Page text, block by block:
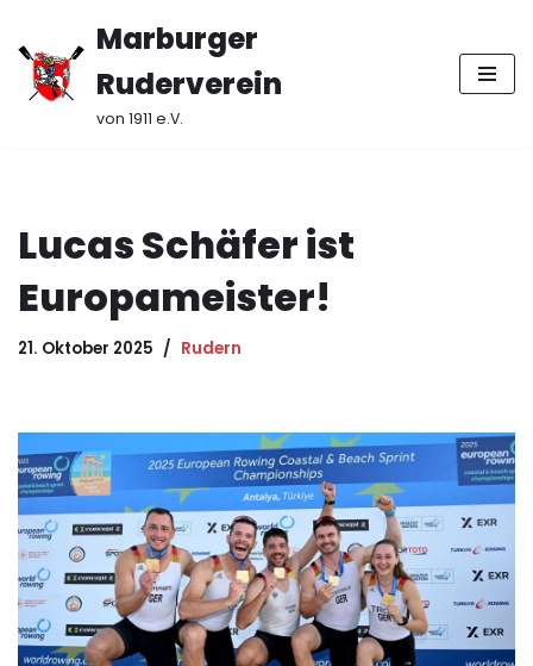
Zum
Inhalt
Marburger
Ruderverein
von 1911 e.V.
Lucas Schäfer ist
Europameister!
21. Oktober 2025 Rudern